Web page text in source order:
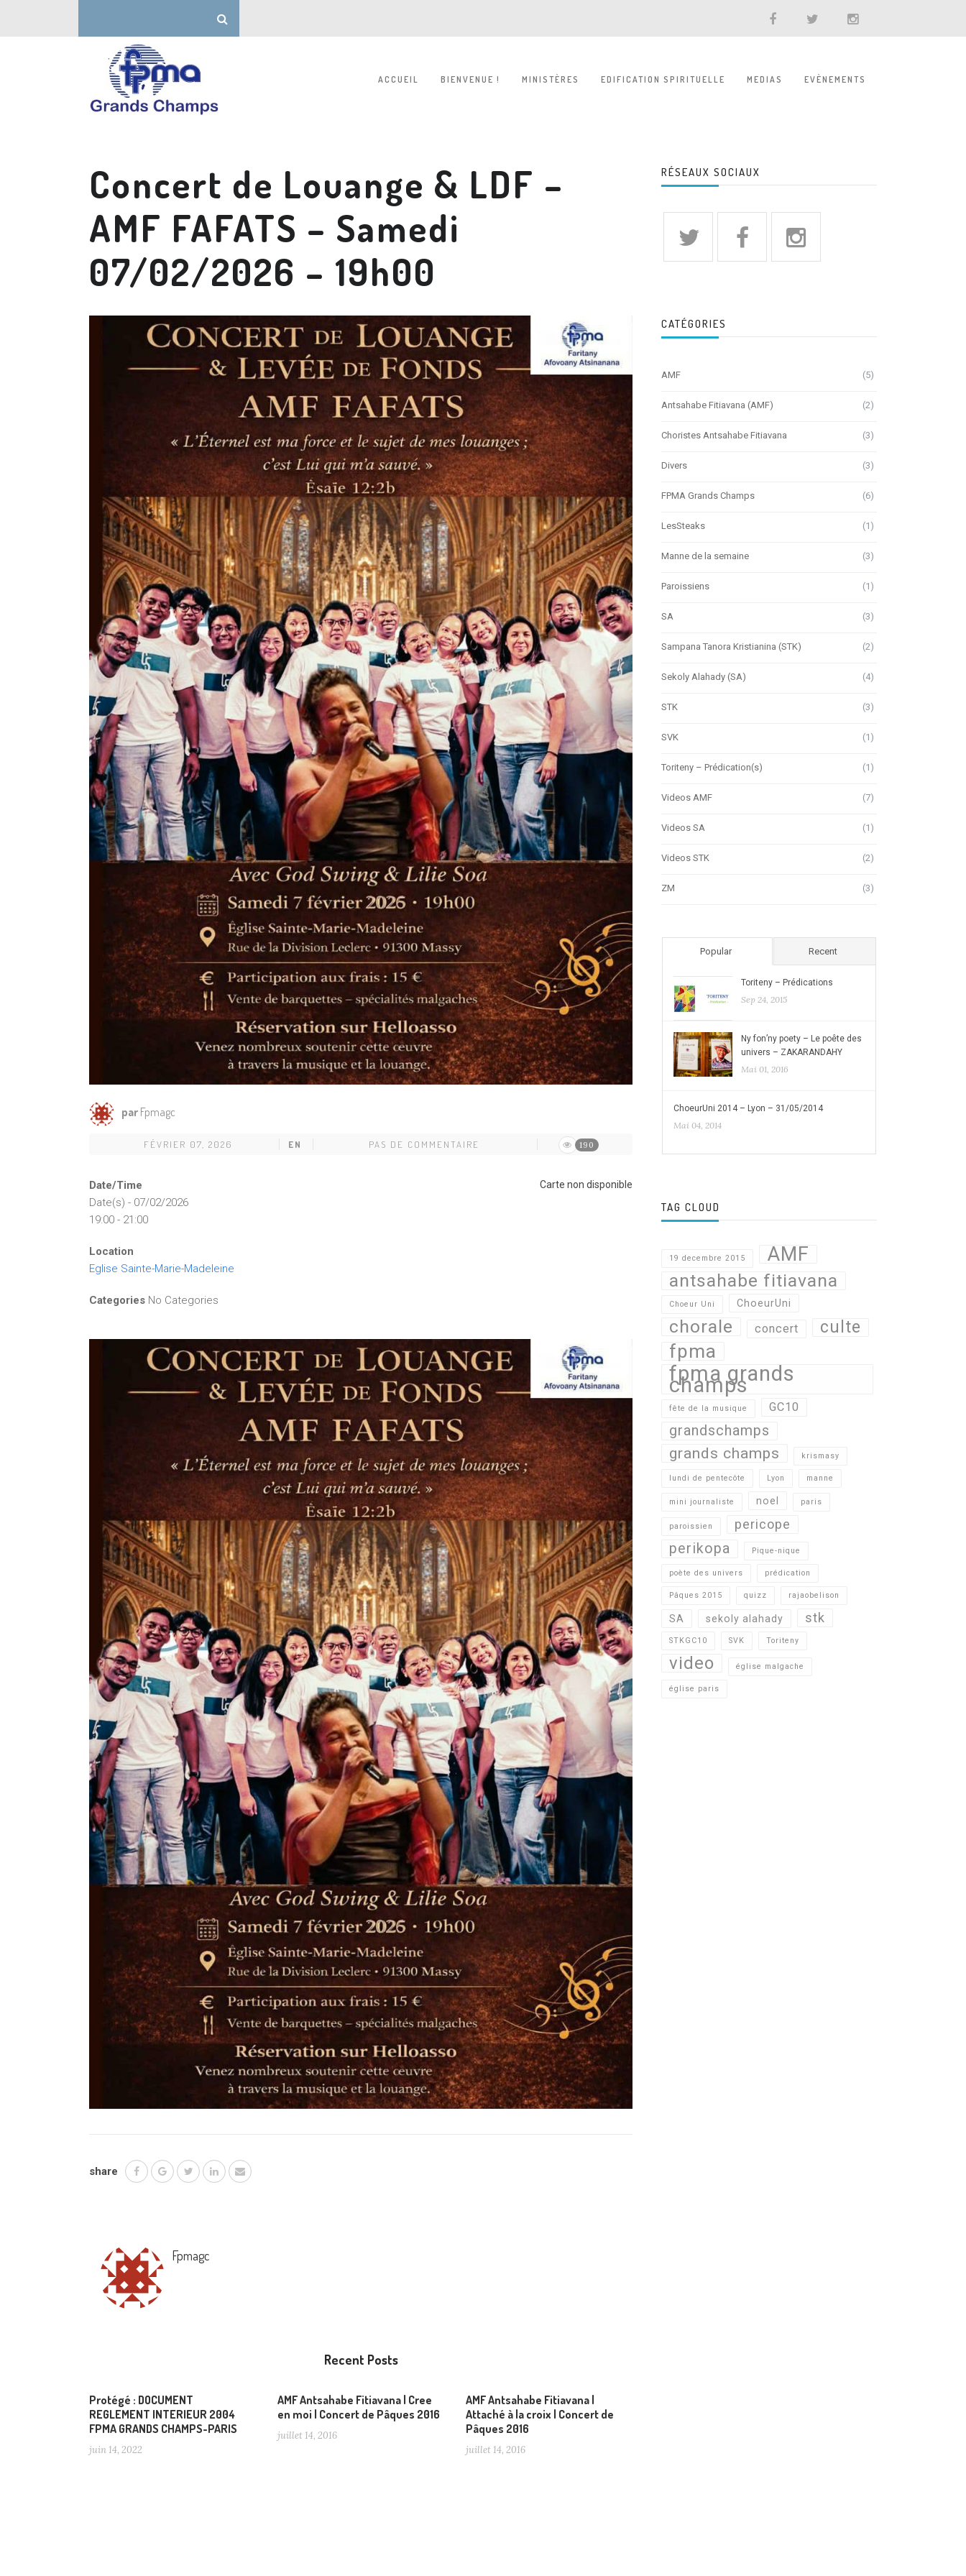
ACCUEIL BIENVENUE ! MINISTÈRES EDIFICATION SPIRITUELLE MEDIAS EVÈNEMENTS
Concert de Louange & LDF –
AMF FAFATS – Samedi
07/02/2026 – 19h00
par Fpmagc
FÉVRIER 07, 2026 EN PAS DE COMMENTAIRE 190
Carte non disponible
Date/Time
Date(s) - 07/02/2026
19:00 - 21:00
Location
Eglise Sainte-Marie-Madeleine
Categories No Categories
share
Fpmagc
Recent Posts
Protégé : DOCUMENT
REGLEMENT INTERIEUR 2004
FPMA GRANDS CHAMPS-PARIS
juin 14, 2022
AMF Antsahabe Fitiavana | Cree
en moi | Concert de Pâques 2016
juillet 14, 2016
AMF Antsahabe Fitiavana |
Attaché à la croix | Concert de
Pâques 2016
juillet 14, 2016
RÉSEAUX SOCIAUX
CATÉGORIES
AMF (5)
Antsahabe Fitiavana (AMF) (2)
Choristes Antsahabe Fitiavana (3)
Divers (3)
FPMA Grands Champs (6)
LesSteaks (1)
Manne de la semaine (3)
Paroissiens (1)
SA (3)
Sampana Tanora Kristianina (STK) (2)
Sekoly Alahady (SA) (4)
STK (3)
SVK (1)
Toriteny – Prédication(s) (1)
Videos AMF (7)
Videos SA (1)
Videos STK (2)
ZM (3)
Popular Recent
Toriteny – Prédications
Sep 24, 2015
Ny fon’ny poety – Le poête des
univers – ZAKARANDAHY
Mai 01, 2016
ChoeurUni 2014 – Lyon – 31/05/2014
Mai 04, 2014
TAG CLOUD
19 decembre 2015 AMF
antsahabe fitiavana
Choeur Uni ChoeurUni
chorale concert culte
fpma
fpma grands
champs
fête de la musique GC10
grandschamps
grands champs krismasy
lundi de pentecôte Lyon manne
mini journaliste noel paris
paroissien pericope
perikopa Pique-nique
poète des univers prédication
Pâques 2015 quizz rajaobelison
SA sekoly alahady stk
STKGC10 SVK Toriteny
video église malgache
église paris